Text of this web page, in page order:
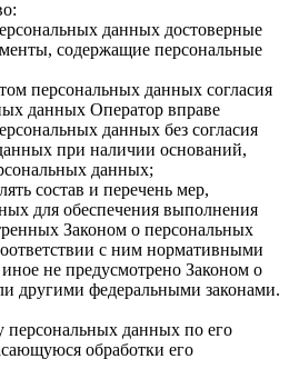
данных достоверные
содержащие персональные
персональных данных согласия
данных Оператор вправе
данных без согласия
при наличии оснований,
данных;
состав и перечень мер,
для обеспечения выполнения
Законом о персональных
с ним нормативными
не предусмотрено Законом о
другими федеральными законами.
персональных данных по его
обработки его